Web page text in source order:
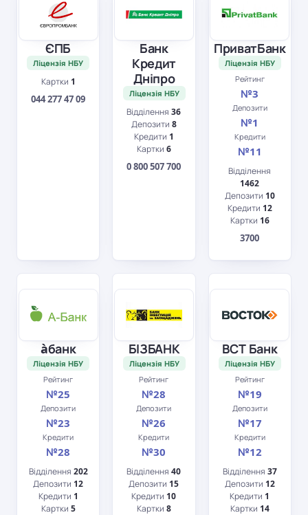
ЄПБ
Ліцензія НБУ
Картки 1
044 277 47 09
Банк
Кредит
Дніпро
Ліцензія НБУ
Відділення36
Депозити 8
Кредити 1
Картки 6
0 800 507 700
ПриватБанк
Ліцензія НБУ
Рейтинг
№3
Депозити
№1
Кредити
№11
Відділення
1462
Депозити 10
Кредити 12
Картки 16
3700
àбанк
Ліцензія НБУ
Рейтинг
№25
Депозити
№23
Кредити
№28
Відділення 202
Депозити 12
Кредити 1
Картки 5
БІЗБАНК
Ліцензія НБУ
Рейтинг
№28
Депозити
№26
Кредити
№30
Відділення40
Депозити 15
Кредити 10
Картки 8
ВСТ Банк
Ліцензія НБУ
Рейтинг
№19
Депозити
№17
Кредити
№12
Відділення 37
Депозити 12
Кредити 1
Картки 14